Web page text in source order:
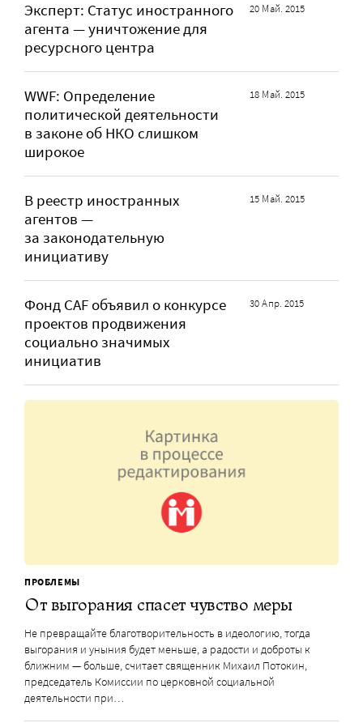
Эксперт: Статус иностранного
агента — уничтожение для
ресурсного центра
20 Май. 2015
WWF: Определение
политической деятельности
в законе об НКО слишком
широкое
18 Май. 2015
В реестр иностранных
агентов —
за законодательную
инициативу
15 Май. 2015
Фонд CAF объявил о конкурсе
проектов продвижения
социально значимых
инициатив
30 Апр. 2015
ПРОБЛЕМЫ
От выгорания спасет чувство меры
Не превращайте благотворительность в идеологию, тогда
выгорания и уныния будет меньше, а радости и доброты к
ближним — больше, считает священник Михаил Потокин,
председатель Комиссии по церковной социальной
деятельности при…